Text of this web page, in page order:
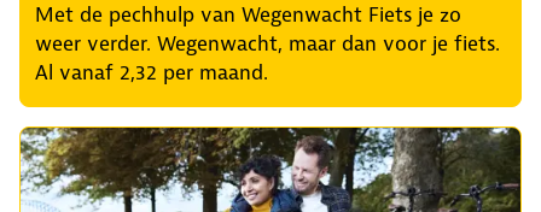
Met de pechhulp van Wegenwacht Fiets je zo
weer verder. Wegenwacht, maar dan voor je fiets.
Al vanaf 2,32 per maand.